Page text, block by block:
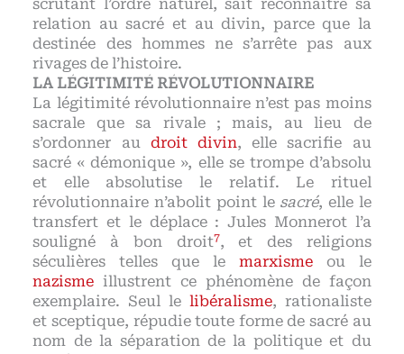
scrutant l’ordre naturel, sait reconnaître sa
relation au sacré et au divin, parce que la
destinée des hommes ne s’arrête pas aux
rivages de l’histoire.
LA LÉGITIMITÉ RÉVOLUTIONNAIRE
La légitimité révolutionnaire n’est pas moins
sacrale que sa rivale ; mais, au lieu de
s’ordonner au droit divin, elle sacrifie au
sacré « démonique », elle se trompe d’absolu
et elle absolutise le relatif. Le rituel
révolutionnaire n’abolit point le sacré, elle le
transfert et le déplace : Jules Monnerot l’a
souligné à bon droit7, et des religions
séculières telles que le marxismeou le
nazisme illustrent ce phénomène de façon
exemplaire. Seul le libéralisme, rationaliste
et sceptique, répudie toute forme de sacré au
nom de la séparation de la politique et du